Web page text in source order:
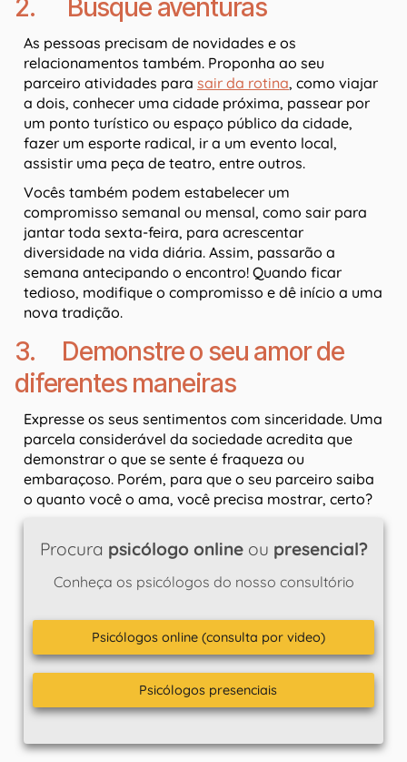
2. Busque aventuras
As pessoas precisam de novidades e os
relacionamentos também. Proponha ao seu
parceiro atividades para sair da rotina, como viajar
a dois, conhecer uma cidade próxima, passear por
um ponto turístico ou espaço público da cidade,
fazer um esporte radical, ir a um evento local,
assistir uma peça de teatro, entre outros.
Vocês também podem estabelecer um
compromisso semanal ou mensal, como sair para
jantar toda sexta-feira, para acrescentar
diversidade na vida diária. Assim, passarão a
semana antecipando o encontro! Quando ficar
tedioso, modifique o compromisso e dê início a uma
nova tradição.
3. Demonstre o seu amor de
diferentes maneiras
Expresse os seus sentimentos com sinceridade. Uma
parcela considerável da sociedade acredita que
demonstrar o que se sente é fraqueza ou
embaraçoso. Porém, para que o seu parceiro saiba
o quanto você o ama, você precisa mostrar, certo?
Procura psicólogo onlineou presencial?
Conheça os psicólogos do nosso consultório
Psicólogos online (consulta por video)
Psicólogos presenciais